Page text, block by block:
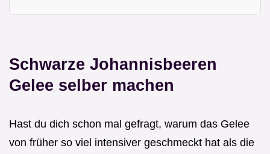
Schwarze Johannisbeeren
Gelee selber machen
Hast du dich schon mal gefragt, warum das Gelee
von früher so viel intensiver geschmeckt hat als die